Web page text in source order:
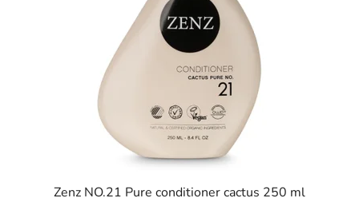
Zenz NO.21 Pure conditioner cactus 250 ml